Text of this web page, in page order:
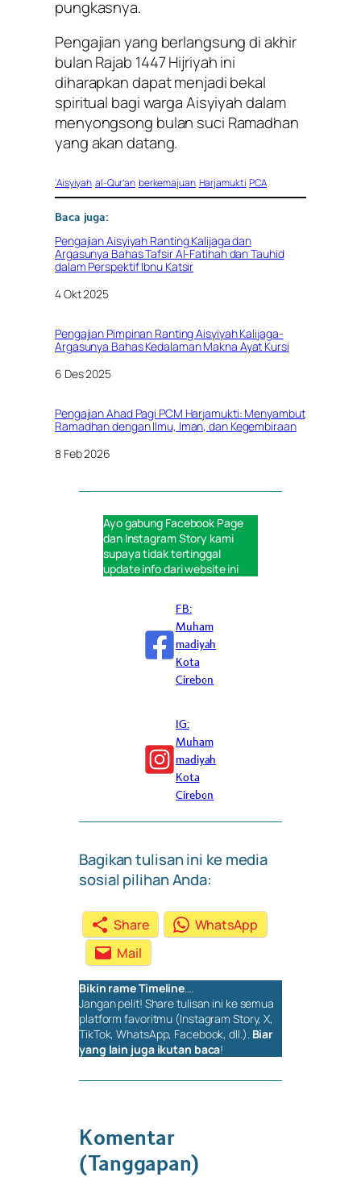
pungkasnya.
Pengajian yang berlangsung di akhir
bulan Rajab 1447 Hijriyah ini
diharapkan dapat menjadi bekal
spiritual bagi warga Aisyiyah dalam
menyongsong bulan suci Ramadhan
yang akan datang.
‘Aisyiyah al-Qur’an berkemajuan Harjamukti PCA
Baca juga:
Pengajian Aisyiyah Ranting Kalijaga dan
Argasunya Bahas Tafsir Al-Fatihah dan Tauhid
dalam Perspektif Ibnu Katsir
Tanggal
4 Okt 2025
Pengajian Pimpinan Ranting Aisyiyah Kalijaga-
Argasunya Bahas Kedalaman Makna Ayat Kursi
Tanggal
6 Des 2025
Pengajian Ahad Pagi PCM Harjamukti: Menyambut
Ramadhan dengan Ilmu, Iman, dan Kegembiraan
Tanggal
8 Feb 2026
Ayo gabung Facebook Page
dan Instagram Story kami
supaya tidak tertinggal
update info dari website ini
FB:
Muham
madiyah
Kota
Cirebon
IG:
Muham
madiyah
Kota
Cirebon
Bagikan tulisan ini ke media
sosial pilihan Anda:
Share
WhatsApp
Mail
Bikin rameTimeline….
Jangan pelit! Sharetulisan ini ke semua
platform favoritmu (Instagram Story, X,
TikTok, WhatsApp, Facebook, dll.). Biar
yang lain juga ikutan baca!
Komentar
(Tanggapan)